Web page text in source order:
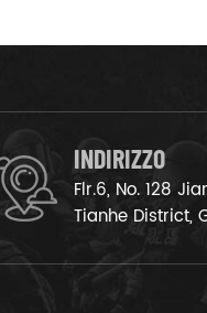
INDIRIZZO
Flr.6, No. 128
Tianhe District,